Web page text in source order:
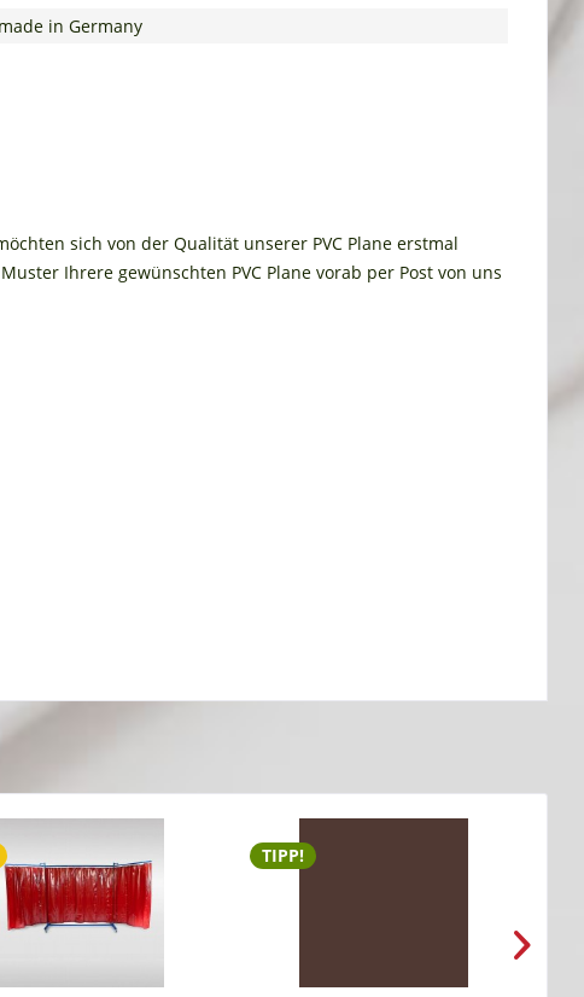
in Germany
sich von der Qualität unserer PVC Plane erstmal
Ihrere gewünschten PVC Plane vorab per Post von uns
TIPP!